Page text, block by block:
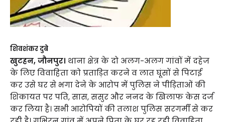
शिवशंकर दुबे
खुटहन, जौनपुर। थाना क्षेत्र के दो अलग-अलग गांवों में दहेज
के लिए विवाहिता को प्रताड़ित करने व लात घूंसों से पिटाई
कर उसे घर से भगा देने के आरोप में पुलिस ने पीड़िताओं की
शिकायत पर पति, सास, ससुर और ननद के खिलाफ केस दर्ज
कर लिया है। सभी आरोपियों की तलाश पुलिस सरगर्मी से कर